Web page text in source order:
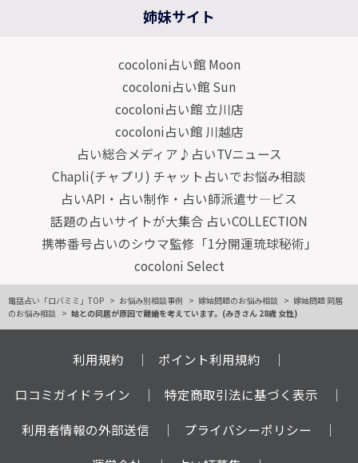
姉妹サイト
cocoloni占い館 Moon
cocoloni占い館 Sun
cocoloni占い館 立川店
cocoloni占い館 川越店
占い総合メディア♪占いTVニュース
Chapli(チャプリ) チャット占いでお悩み相談
占いAPI・占い制作・占い師派遣サ―ビス
話題の占いサイトが大集合 占いCOLLECTION
携帯番号占いのシウマ監修「1分開運琉球秘術」
cocoloni Select
電話占い「ロバミミ」TOP お悩み別相談事例 嫁姑問題のお悩み相談
嫁姑問題 同居
のお悩み相談
姑との同居が原因で離婚を考えています。(みきさん 28歳 女性)
利用規約
ポイント利用規約
口コミガイドライン
特定商取引法に基づく表示
利用者情報の外部送信
プライバシーポリシー